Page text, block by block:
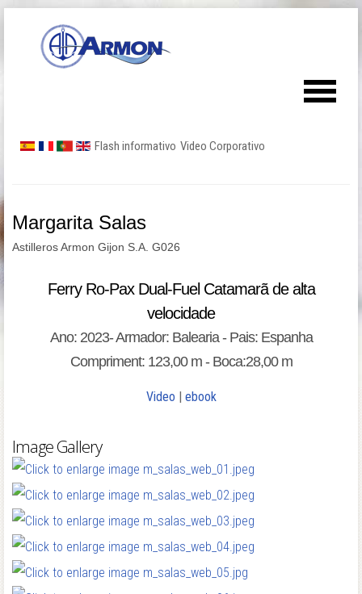
Flash informativo Video Corporativo
Margarita Salas
Astilleros Armon Gijon S.A. G026
Ferry Ro-Pax Dual-Fuel Catamarã de alta
velocidade
Ano: 2023- Armador: Balearia - Pais: Espanha
Compriment: 123,00 m - Boca:28,00 m
Video | ebook
Image Gallery